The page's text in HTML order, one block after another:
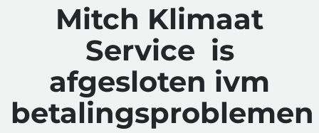
Mitch Klimaat
Service is
afgesloten ivm
betalingsproblemen